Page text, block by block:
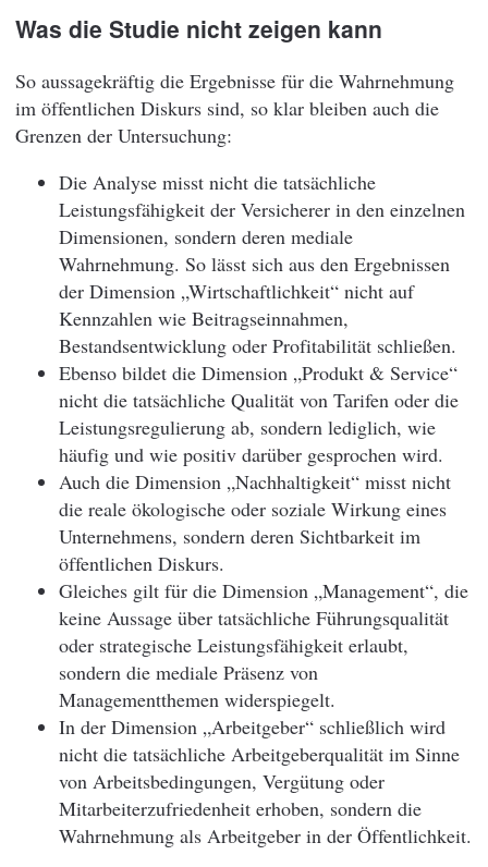
Was die Studie nicht zeigen kann
So aussagekräftig die Ergebnisse für die Wahrnehmung
im öffentlichen Diskurs sind, so klar bleiben auch die
Grenzen der Untersuchung:
Die Analyse misst nicht die tatsächliche
Leistungsfähigkeit der Versicherer in den einzelnen
Dimensionen, sondern deren mediale
Wahrnehmung. So lässt sich aus den Ergebnissen
der Dimension „Wirtschaftlichkeit“ nicht auf
Kennzahlen wie Beitragseinnahmen,
Bestandsentwicklung oder Profitabilität schließen.
Ebenso bildet die Dimension „Produkt & Service“
nicht die tatsächliche Qualität von Tarifen oder die
Leistungsregulierung ab, sondern lediglich, wie
häufig und wie positiv darüber gesprochen wird.
Auch die Dimension „Nachhaltigkeit“ misst nicht
die reale ökologische oder soziale Wirkung eines
Unternehmens, sondern deren Sichtbarkeit im
öffentlichen Diskurs.
Gleiches gilt für die Dimension „Management“, die
keine Aussage über tatsächliche Führungsqualität
oder strategische Leistungsfähigkeit erlaubt,
sondern die mediale Präsenz von
Managementthemen widerspiegelt.
In der Dimension „Arbeitgeber“ schließlich wird
nicht die tatsächliche Arbeitgeberqualität im Sinne
von Arbeitsbedingungen, Vergütung oder
Mitarbeiterzufriedenheit erhoben, sondern die
Wahrnehmung als Arbeitgeber in der Öffentlichkeit.